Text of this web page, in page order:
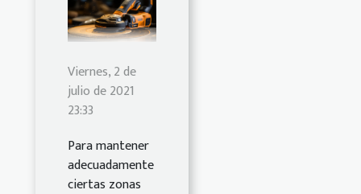
Viernes, 2 de
julio de 2021
23:33
Para mantener
adecuadamente
ciertas zonas